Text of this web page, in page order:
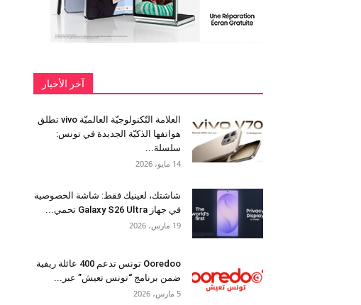
آخر الأخبار
العلامة التّكنولوجيّة العالميّة vivo تطلق
هواتفها الذكيّة الجديدة في تونس:
سلسلة...
14 مايو، 2026
شاشتك، لعينيك فقط: شاشة الخصوصية
في جهاز Galaxy S26 Ultra تحمي...
19 مارس، 2026
Ooredoo تونس تدعم 400 عائلة ريفية
ضمن برنامج “تونس تعيش” عبر...
5 مارس، 2026